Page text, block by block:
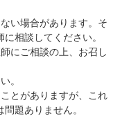
い場合があります。そ
相談してください。
にご相談の上、お召し
。
とがありますが、これ
題ありません。